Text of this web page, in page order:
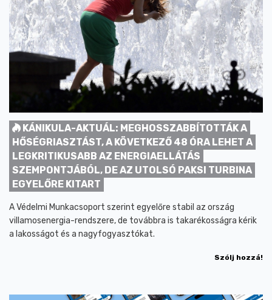
KÁNIKULA-AKTUÁL: MEGHOSSZABBÍTOTTÁK A
HŐSÉGRIASZTÁST, A KÖVETKEZŐ 48 ÓRA LEHET A
LEGKRITIKUSABB AZ ENERGIAELLÁTÁS
SZEMPONTJÁBÓL, DE AZ UTOLSÓ PAKSI TURBINA
EGYELŐRE KITART
A Védelmi Munkacsoport szerint egyelőre stabil az ország
villamosenergia-rendszere, de továbbra is takarékosságra kérik
a lakosságot és a nagyfogyasztókat.
Szólj hozzá!